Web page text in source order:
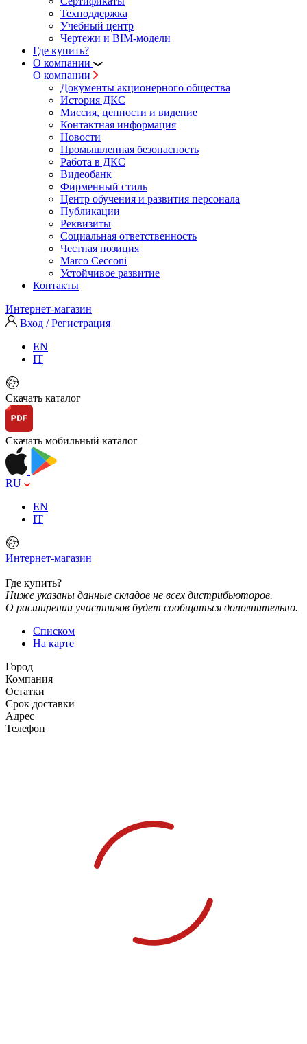
Техподдержка
Учебный центр
Чертежи и BIM-модели
Где купить?
О компании
О компании
Документы акционерного общества
История ДКС
Миссия, ценности и видение
Контактная информация
Новости
Промышленная безопасность
Работа в ДКС
Видеобанк
Фирменный стиль
Центр обучения и развития персонала
Публикации
Реквизиты
Социальная ответственность
Честная позиция
Marco Cecconi
Устойчивое развитие
Контакты
Интернет-магазин
Вход / Регистрация
EN
IT
Скачать каталог
Скачать мобильный каталог
RU
EN
IT
Интернет-магазин
Где купить?
Ниже указаны данные складов не всех дистрибьюторов.
О расширении участников будет сообщаться дополнительно.
Списком
На карте
Город
Компания
Остатки
Срок доставки
Адрес
Телефон